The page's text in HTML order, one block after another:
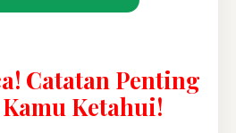
Catatan Penting
Ketahui!